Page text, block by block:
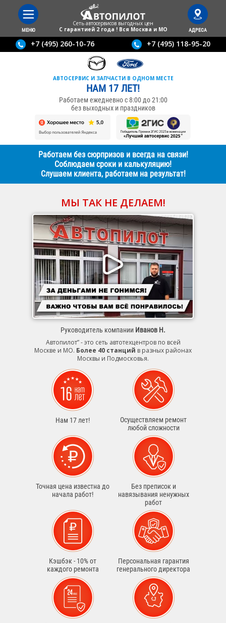
МЕНЮ
Сеть автосервисов выгодныx цен
С гарантией 2 года ! Вся Москва и МО
АДРЕСА
+7 (495) 260-10-76 +7 (495) 118-95-20
АВТОСЕРВИС И ЗАПЧАСТИ В ОДНОМ МЕСТЕ
НАМ 17 ЛЕТ!
Работаем ежедневно с 8:00 до 21:00
без выходных и праздников
Работаем без сюрпризов и всегда на связи!
Соблюдаем сроки и калькуляцию!
Слушаем клиента, работаем на результат!
МЫ ТАК НЕ ДЕЛАЕМ!
Руководитель компании Иванов Н.
Автопилот” - это сеть автотехцентров по всей
Москве и МО. Более 40 станций в разных районах
Москвы и Подмосковья.
Нам 17 лет!
Осуществляем ремонт
любой сложности
Точная цена известна до
начала работ!
Без преписок и
навязывания ненужных
работ
Кэшбэк - 10% от
каждого ремонта
Персональная гарантия
генерального директора